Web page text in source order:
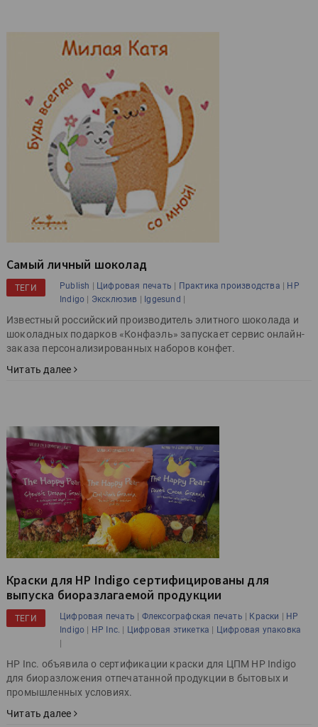
Самый личный шоколад
ТЕГИ Publish | Цифровая печать | Практика производства | HP
Indigo | Эксклюзив | Iggesund |
Известный российский производитель элитного шоколада и
шоколадных подарков «Конфаэль» запускает сервис онлайн-
заказа персонализированных наборов конфет.
Читать далее
Краски для HP Indigo сертифицированы для
выпуска биоразлагаемой продукции
ТЕГИ Цифровая печать | Флексографская печать | Краски | HP
Indigo | HP Inc. | Цифровая этикетка | Цифровая упаковка
|
HP Inc. объявила о сертификации краски для ЦПМ HP Indigo
для биоразложения отпечатанной продукции в бытовых и
промышленных условиях.
Читать далее